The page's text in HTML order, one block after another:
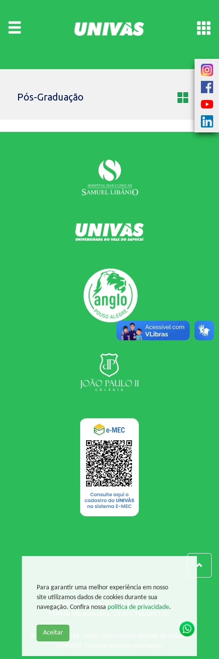
Pós-Graduação
CNPJ da Unidade: 23.951.916/0002-03
© Copyright 2018 - 2026. Universidade do Vale do Sapucaí
Para garantir uma melhor experiência em nosso
site utilizamos dados de cookies durante sua
navegação. Confira nossa política de privacidade.
Aceitar